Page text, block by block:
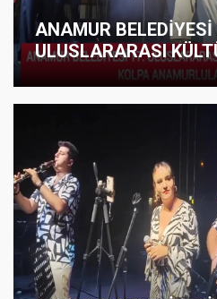
ANAMUR BELEDİYESİ
ULUSLARARASI